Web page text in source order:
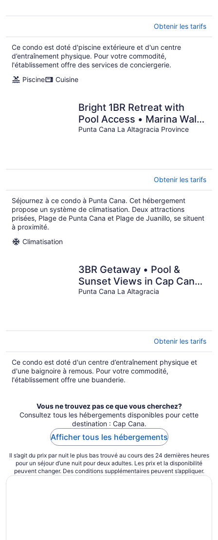
Obtenir les tarifs
Ce condo est doté d'piscine extérieure et d'un centre
d’entraînement physique. Pour votre commodité,
l'établissement offre des services de conciergerie.
Piscine
Cuisine
Bright 1BR Retreat with
Pool Access • Marina Walk
in Cap Cana
Punta Cana La Altagracia Province
Obtenir les tarifs
Séjournez à ce condo à Punta Cana. Cet hébergement
propose un système de climatisation. Deux attractions
prisées, Plage de Punta Cana et Plage de Juanillo, se situent
à proximité.
Climatisation
3BR Getaway • Pool &
Sunset Views in Cap Cana
+ complementary Airport
Punta Cana La Altagracia
Obtenir les tarifs
Ce condo est doté d'un centre d’entraînement physique et
d'une baignoire à remous. Pour votre commodité,
l'établissement offre une buanderie.
Vous ne trouvez pas ce que vous cherchez?
Consultez tous les hébergements disponibles pour cette
destination : Cap Cana.
Afficher tous les hébergements
Il s’agit du prix par nuit le plus bas trouvé au cours des 24 dernières heures
pour un séjour d’une nuit pour deux adultes. Les prix et la disponibilité
peuvent changer. Des conditions supplémentaires peuvent s’appliquer.